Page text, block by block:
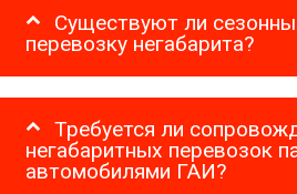
Существуют ли
перевозку негабарита?
Требуется ли
негабаритных перевозок
автомобилями ГАИ?